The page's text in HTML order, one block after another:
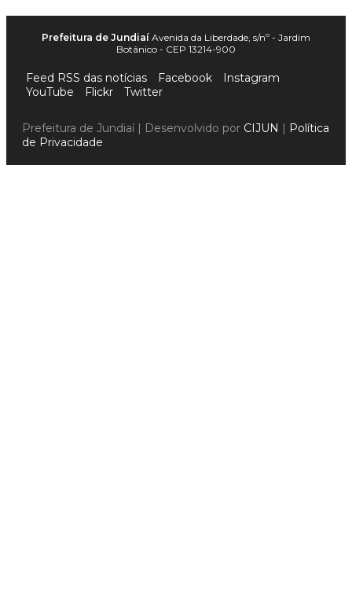
Prefeitura de Jundiaí Avenida da Liberdade, s/nº - Jardim
Botânico - CEP 13214-900
Feed RSS das notícias Facebook
Instagram
YouTube
Flickr Twitter
Prefeitura de Jundiaí | Desenvolvido por CIJUN | Política
de Privacidade